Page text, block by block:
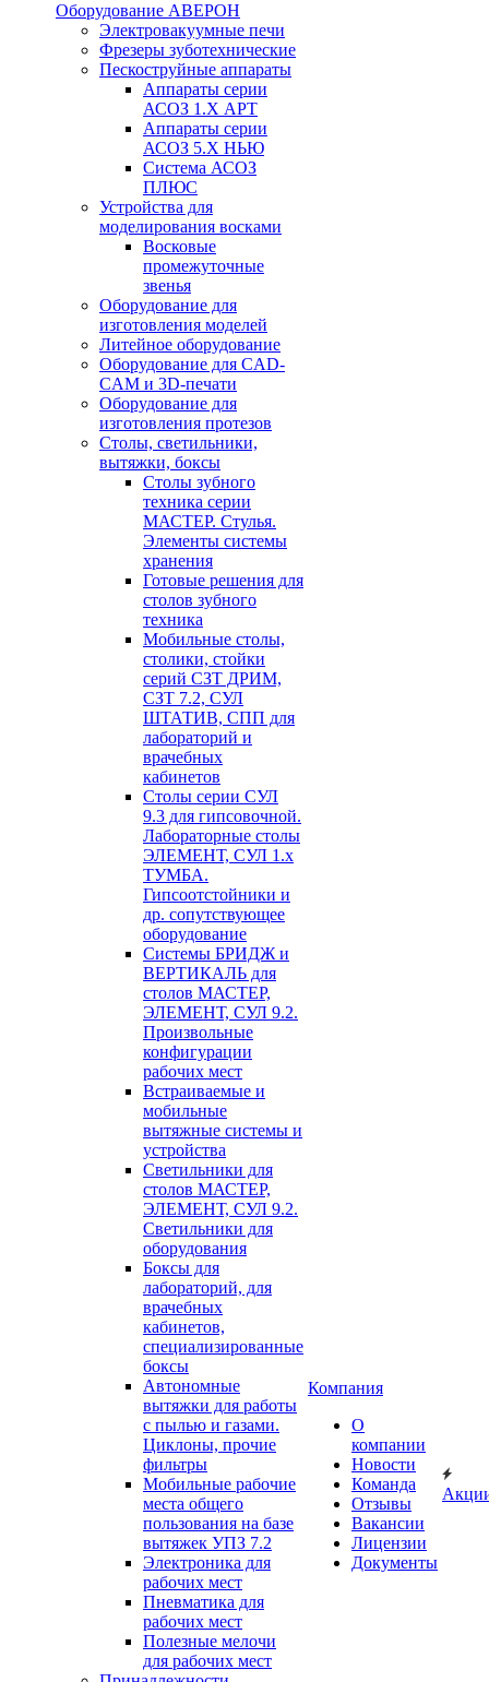
Оборудование АВЕРОН
Электровакуумные печи
Фрезеры зуботехнические
Пескоструйные аппараты
Аппараты серии
АСОЗ 1.Х АРТ
Аппараты серии
АСОЗ 5.Х НЬЮ
Система АСОЗ
ПЛЮС
Устройства для
моделирования восками
Восковые
промежуточные
звенья
Оборудование для
изготовления моделей
Литейное оборудование
Оборудование для CAD-
CAM и 3D-печати
Оборудование для
изготовления протезов
Cтолы, светильники,
вытяжки, боксы
Столы зубного
техника серии
МАСТЕР. Стулья.
Элементы системы
хранения
Готовые решения для
столов зубного
техника
Мобильные столы,
столики, стойки
серий СЗТ ДРИМ,
СЗТ 7.2, СУЛ
ШТАТИВ, СПП для
лабораторий и
врачебных
кабинетов
Столы серии СУЛ
9.3 для гипсовочной.
Лабораторные столы
ЭЛЕМЕНТ, СУЛ 1.х
ТУМБА.
Гипсоотстойники и
др. сопутствующее
оборудование
Системы БРИДЖ и
ВЕРТИКАЛЬ для
столов МАСТЕР,
ЭЛЕМЕНТ, СУЛ 9.2.
Произвольные
конфигурации
рабочих мест
Встраиваемые и
мобильные
вытяжные системы и
устройства
Светильники для
столов МАСТЕР,
ЭЛЕМЕНТ, СУЛ 9.2.
Светильники для
оборудования
Боксы для
лабораторий, для
врачебных
кабинетов,
специализированные
боксы
Автономные
вытяжки для работы
с пылью и газами.
Циклоны, прочие
фильтры
Мобильные рабочие
места общего
пользования на базе
вытяжек УПЗ 7.2
Электроника для
рабочих мест
Пневматика для
рабочих мест
Полезные мелочи
для рабочих мест
Компания
О
компании
Новости
Команда
Отзывы
Вакансии
Лицензии
Документы